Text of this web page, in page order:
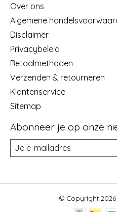
Over ons
Algemene
Disclaimer
Privacybeleid
Betaalmethoden
Verzenden & retourneren
Klantenservice
Sitemap
Abonneer je op onze
© Copyright 2026